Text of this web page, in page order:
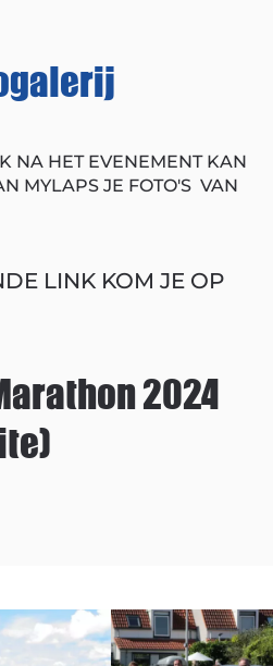
NA HET EVENEMENT KAN
MYLAPS JE FOTO'S VAN
LINK KOM JE OP
2024